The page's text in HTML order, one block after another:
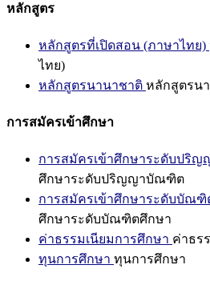
หลักสูตร
หลักสูตรที่เปิดสอน (ภาษาไทย)
ไทย)
หลักสูตรนานาชาติ หลักสูตรน
การสมัครเข้าศึกษา
การสมัครเข้าศึกษาระดับปริ
ศึกษาระดับปริญญาบัณฑิต
การสมัครเข้าศึกษาระดับบัณฑิ
ศึกษาระดับบัณฑิตศึกษา
ค่าธรรมเนียมการศึกษา ค่าธร
ทุนการศึกษา ทุนการศึกษา